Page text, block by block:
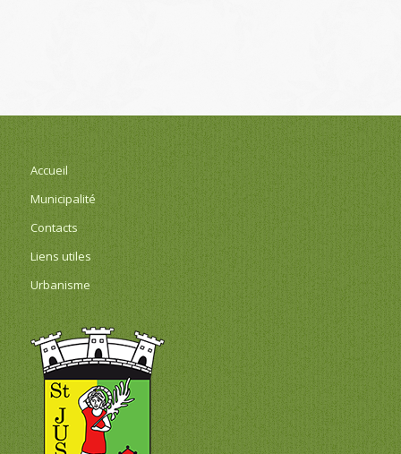
Accueil
Municipalité
Contacts
Liens utiles
Urbanisme